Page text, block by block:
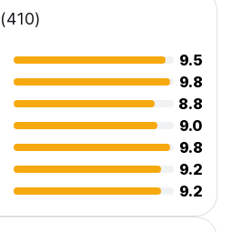
(410)
9.5
9.8
8.8
9.0
9.8
9.2
9.2